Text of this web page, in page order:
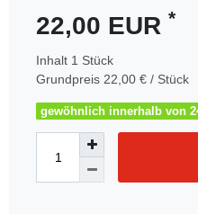
22,00 EUR *
Inhalt 1 Stück
Grundpreis 22,00 € / Stück
gewöhnlich innerhalb von